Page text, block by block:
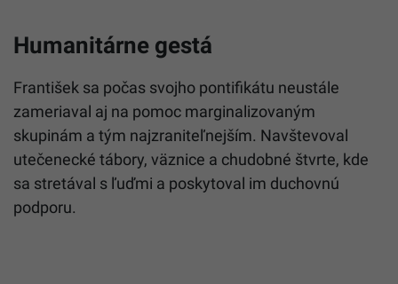
Humanitárne gestá
František sa počas svojho pontifikátu neustále
zameriaval aj na pomoc marginalizovaným
skupinám a tým najzraniteľnejším. Navštevoval
utečenecké tábory, väznice a chudobné štvrte, kde
sa stretával s ľuďmi a poskytoval im duchovnú
podporu.